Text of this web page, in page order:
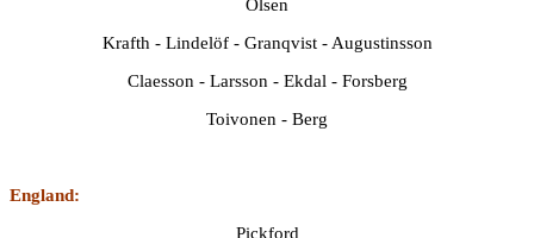
Olsen
Krafth - Lindelöf - Granqvist - Augustinsson
Claesson - Larsson - Ekdal - Forsberg
Toivonen - Berg
England:
Pickford